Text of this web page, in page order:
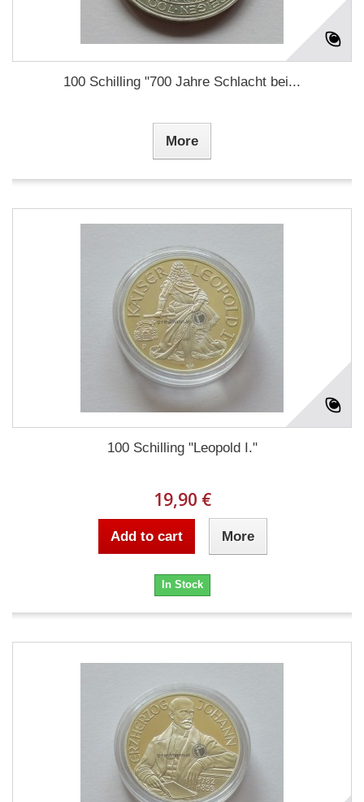
100 Schilling "700 Jahre Schlacht bei...
More
100 Schilling "Leopold I."
19,90 €
Add to cart More
In Stock